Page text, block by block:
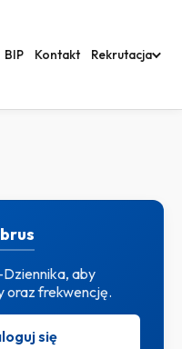
BIP Kontakt Rekrutacja
aby
oraz frekwencję.
się